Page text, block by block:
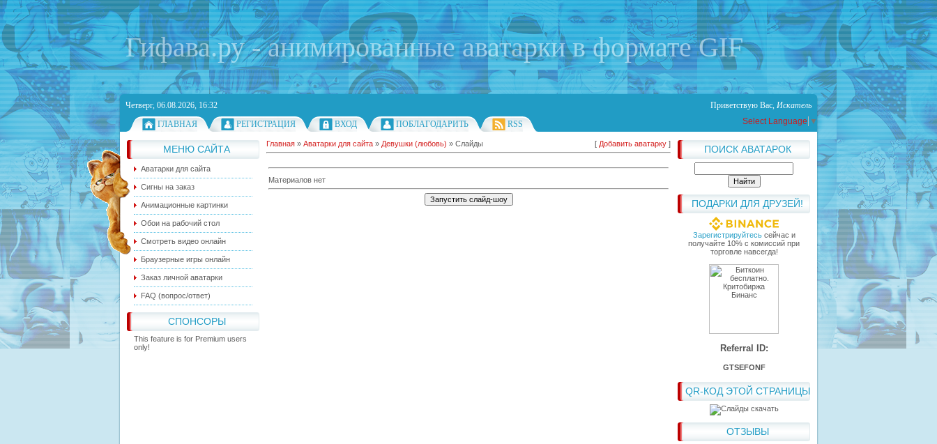
Гифава.ру - анимированные аватарки в формате GIF
Четверг, 06.08.2026, 16:32 Приветствую Вас, Искатель
ГЛАВНАЯ
РЕГИСТРАЦИЯ ВХОД ПОБЛАГОДАРИТЬ RSS Select Language ▼
МЕНЮ САЙТА
Аватарки для сайта
Сигны на заказ
Анимационные картинки
Обои на рабочий стол
Смотреть видео онлайн
Браузерные игры онлайн
Заказ личной аватарки
FAQ (вопрос/ответ)
СПОНСОРЫ
This feature is for Premium users
only!
ПОИСК АВАТАРОК
ПОДАРКИ ДЛЯ ДРУЗЕЙ!
Зарегистрируйтесьсейчас и
получайте 10% с комиссий при
торговле навсегда!
Referral ID:
GTSEFONF
QR-КОД ЭТОЙ СТРАНИЦЫ
ОТЗЫВЫ
Главная » Аватарки для сайта » Девушки (любовь) » Слайды [ Добавить аватарку ]
Материалов нет